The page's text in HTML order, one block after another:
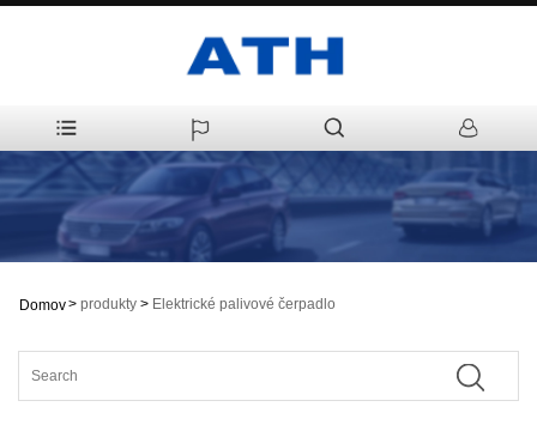
Domov> produkty > Elektrické palivové čerpadlo